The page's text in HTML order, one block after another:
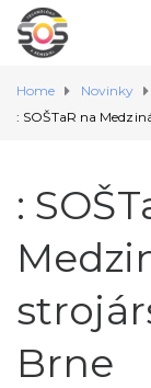
Home
Novinky
: SOŠTaR na
:
Brne